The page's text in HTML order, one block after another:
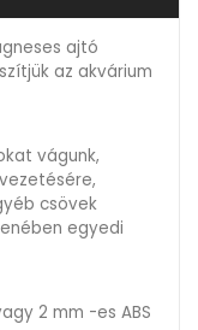
ajtó
az akvárium
vágunk,
csövek
egyedi
2 mm -es ABS